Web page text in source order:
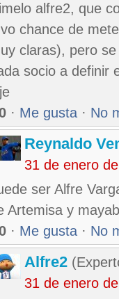
alfre2, que
chance de
claras), pero
socio a definir
· Me gusta · No
Reynaldo
31 de enero
ser Alfre
Artemisa y
· Me gusta · No
Alfre2
31 de enero